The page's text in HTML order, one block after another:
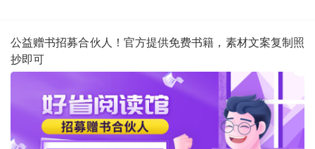
公益赠书招募合伙人！官方提供免费书籍，素材文案复制照
抄即可